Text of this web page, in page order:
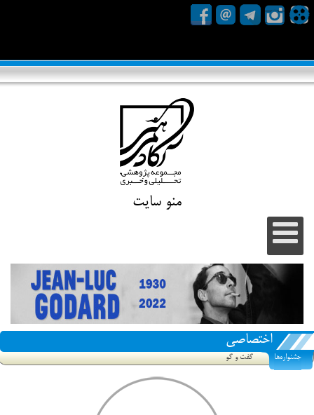
منو سایت
اختصاصی
جشنواره‌ها گفت و گو